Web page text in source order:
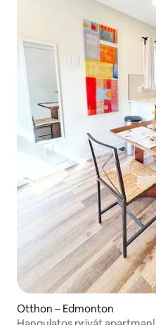
Otthon – Edmonton